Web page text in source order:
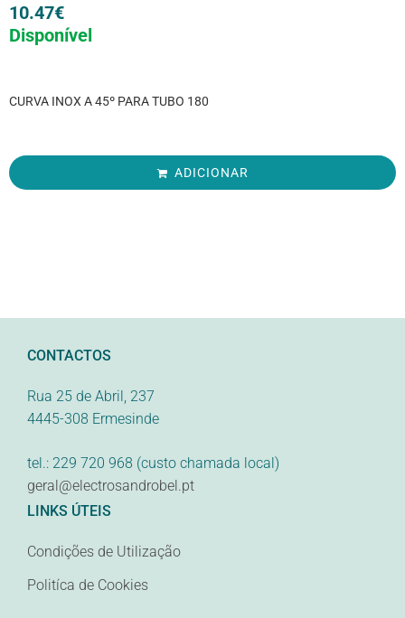
10.47€
Disponível
CURVA INOX A 45º PARA TUBO 180
ADICIONAR
CONTACTOS
Rua 25 de Abril, 237
4445-308 Ermesinde
tel.: 229 720 968 (custo chamada local)
geral@electrosandrobel.pt
LINKS ÚTEIS
Condições de Utilização
Politíca de Cookies